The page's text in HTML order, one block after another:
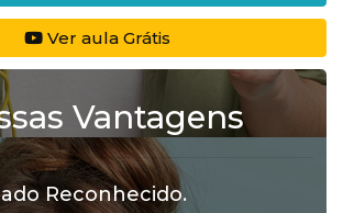
Ver aula Grátis
Vantagens
Reconhecido.